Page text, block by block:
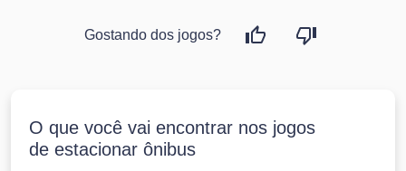
Gostando dos jogos?
O que você vai encontrar nos jogos
de estacionar ônibus